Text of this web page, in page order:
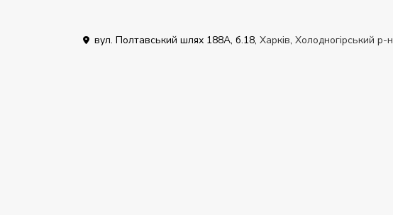
вул. Полтавський шлях 188А, б.18, Харків, Холодногірський р-н